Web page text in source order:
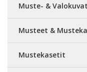
Muste- &
Musteet &
Mustekasetit